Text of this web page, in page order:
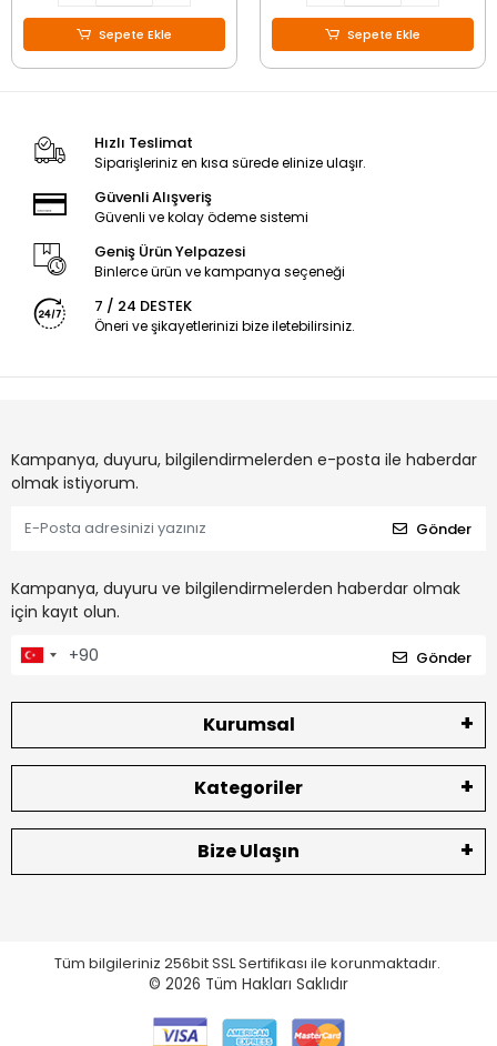
Sepete Ekle Sepete Ekle
Hızlı Teslimat
Siparişleriniz en kısa sürede elinize ulaşır.
Güvenli Alışveriş
Güvenli ve kolay ödeme sistemi
Geniş Ürün Yelpazesi
Binlerce ürün ve kampanya seçeneği
7 / 24 DESTEK
Öneri ve şikayetlerinizi bize iletebilirsiniz.
Kampanya, duyuru, bilgilendirmelerden e-posta ile haberdar
olmak istiyorum.
Gönder
Kampanya, duyuru ve bilgilendirmelerden haberdar olmak
için kayıt olun.
Gönder
Kurumsal
Kategoriler
Bize Ulaşın
Tüm bilgileriniz 256bit SSL Sertifikası ile korunmaktadır.
© 2026 Tüm Hakları Saklıdır